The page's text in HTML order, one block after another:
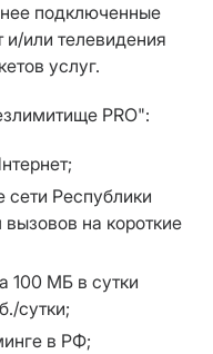
подключенные
и/или телевидения
услуг.
PRO":
сети Республики
на короткие
100 МБ в сутки
сутки;
в РФ;